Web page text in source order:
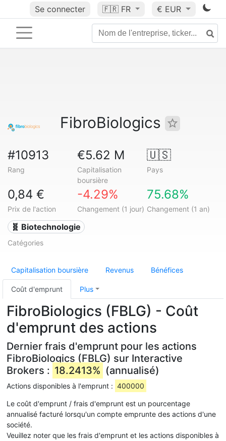
Se connecter 🇫🇷 FR € EUR
FibroBiologics
#10913
Rang
€5.62 M
Capitalisation
boursière
🇺🇸
Pays
0,84 €
Prix de l'action
-4.29%
Changement (1 jour)
75.68%
Changement (1 an)
🧬 Biotechnologie
Catégories
Capitalisation boursière Revenus Bénéfices
Coût d'emprunt Plus
FibroBiologics (FBLG) - Coût
d'emprunt des actions
Dernier frais d'emprunt pour les actions
FibroBiologics (FBLG) sur Interactive
Brokers : 18.2413% (annualisé)
Actions disponibles à l'emprunt : 400000
Le coût d'emprunt / frais d'emprunt est un pourcentage
annualisé facturé lorsqu'un compte emprunte des actions d'une
société.
Veuillez noter que les frais d'emprunt et les actions disponibles à